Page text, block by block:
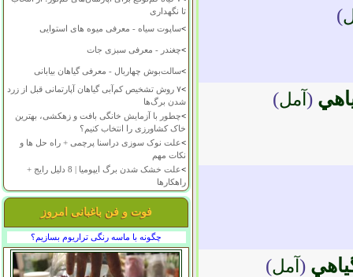
تا نگهداری
>ساپوت سیاه - معرفی میوه های استوایی
>چغندر - معرفی سبزی جات
>سالت‌بوش چهاربال - معرفی گیاهان بیابانی
>
۷ روش تشخیص کم‌آبی گیاهان آپارتمانی قبل از زرد
شدن برگ‌ها
>چطور با آزمایش خانگی بافت و زهکشی، بهترین
خاک کشاورزی را انتخاب کنیم؟
>علت نوک سوزی دراسنا پرچمی + راه حل ها و
نکات مهم
>
علت خشک شدن برگ ایپومیا | 8 دلیل رایج +
راهکارها
فوت و فن باغبانی امروز
چگونه با ماسه رنگی تراریوم بسازیم؟
)
(آمل)
(آمل)